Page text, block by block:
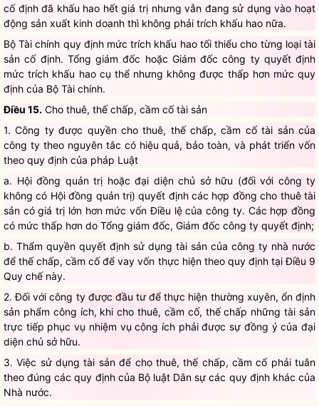
cố định đã khấu hao hết giá trị nhưng vẫn đang sử dụng vào hoạt
động sản xuất kinh doanh thì không phải trích khấu hao nữa.
Bộ Tài chính quy định mức trích khấu hao tối thiểu cho từng loại tài
sản cố định. Tổng giám đốc hoặc Giám đốc công ty quyết định
mức trích khấu hao cụ thể nhưng không được thấp hơn mức quy
định của Bộ Tài chính.
Điều 15. Cho thuê, thế chấp, cầm cố tài sản
1. Công ty được quyền cho thuê, thế chấp, cầm cố tài sản của
công ty theo nguyên tắc có hiệu quả, bảo toàn, và phát triển vốn
theo quy định của pháp Luật
a. Hội đồng quản trị hoặc đại diện chủ sở hữu (đối với công ty
không có Hội đồng quản trị) quyết định các hợp đồng cho thuê tài
sản có giá trị lớn hơn mức vốn Điều lệ của công ty. Các hợp đồng
có mức thấp hơn do Tổng giám đốc, Giám đốc công ty quyết định;
b. Thẩm quyền quyết định sử dụng tài sản của công ty nhà nước
để thế chấp, cầm cố để vay vốn thực hiện theo quy định tại Điều 9
Quy chế này.
2. Đối với công ty được đầu tư để thực hiện thường xuyên, ổn định
sản phẩm công ích, khi cho thuê, cầm cố, thế chấp những tài sản
trực tiếp phục vụ nhiệm vụ công ích phải được sự đồng ý của đại
diện chủ sở hữu.
3. Việc sử dụng tài sản để cho thuê, thế chấp, cầm cố phải tuân
theo đúng các quy định của Bộ luật Dân sự các quy định khác của
Nhà nước.